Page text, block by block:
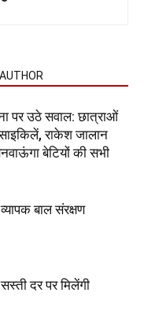
पर उठे सवाल: छात्राओं
साइकिलें, राकेश जालान
बेटियों की सभी
बाल संरक्षण
दर पर मिलेंगी